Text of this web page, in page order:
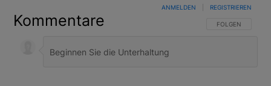
Kommentare FOLGE DIESER
FOLGEN
ANMELDEN REGISTRIEREN